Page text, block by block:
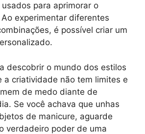
para aprimorar o
experimentar diferentes
é possível criar um
descobrir o mundo dos estilos
a criatividade não tem limites e
de medo diante de
Se você achava que unhas
de manicure, aguarde
verdadeiro poder de uma